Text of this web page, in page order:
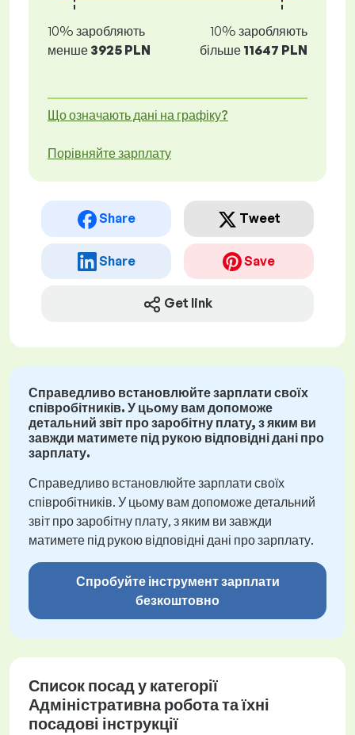
10% заробляють
менше 3925 PLN
10% заробляють
більше 11647 PLN
Що означають дані на графіку?
Порівняйте зарплату
Share Tweet
Share Save
Get link
Справедливо встановлюйте зарплати своїх
співробітників. У цьому вам допоможе
детальний звіт про заробітну плату, з яким ви
завжди матимете під рукою відповідні дані про
зарплату.
Справедливо встановлюйте зарплати своїх
співробітників. У цьому вам допоможе детальний
звіт про заробітну плату, з яким ви завжди
матимете під рукою відповідні дані про зарплату.
Спробуйте інструмент зарплати
безкоштовно
Список посад у категорії
Адміністративна робота та їхні
посадові інструкції